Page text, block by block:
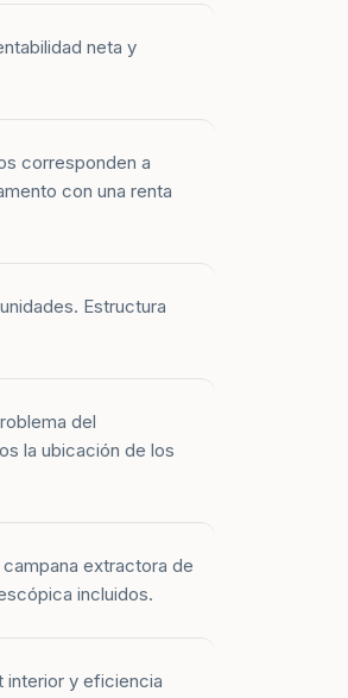
neta y
corresponden a
con una renta
Estructura
del
la ubicación de los
extractora de
incluidos.
interior y eficiencia